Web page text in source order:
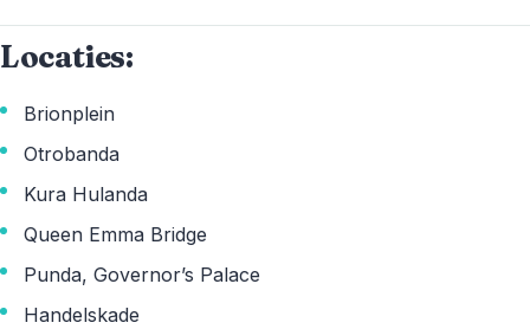
Locaties:
Brionplein
Otrobanda
Kura Hulanda
Queen Emma Bridge
Punda, Governor’s Palace
Handelskade